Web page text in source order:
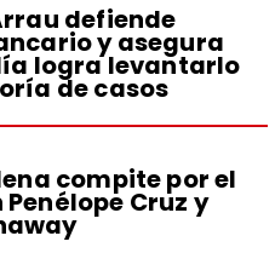
defiende
y asegura
logra levantarlo
de casos
compite por el
Cruz y